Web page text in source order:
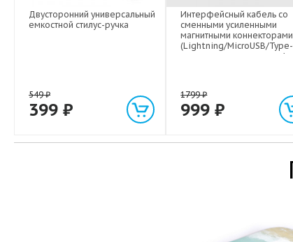
Двусторонний универсальный
емкостной стилус-ручка
549₽
399 ₽
Интерфейсный кабель со
сменными усиленными
магнитными коннекторами
(Lightning/MicroUSB/Type-
световым индикатором 1м
1799₽
999₽